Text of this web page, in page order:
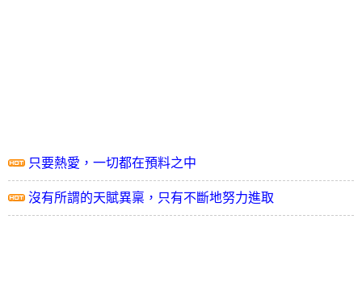
只要熱愛，一切都在預料之中
沒有所謂的天賦異稟，只有不斷地努力進取